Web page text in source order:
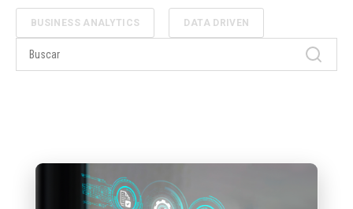
BUSINESS ANALYTICS DATA DRIVEN